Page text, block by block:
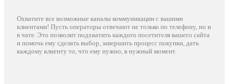
Охватите все возможные каналы коммуникации с вашими
клиентами! Пусть операторы отвечают не только по телефону, но и
в чате. Это позволит подхватить каждого посетителя вашего сайта
и помочь ему сделать выбор, завершить процесс покупки, дать
каждому клиенту то, что ему нужно, в нужный момент.